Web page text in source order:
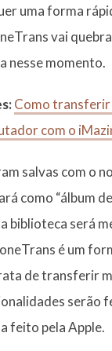
uma forma
vai
nesse momento.
Como transferir
com o
salvas com o
como “álbum
biblioteca será
é um
de transferir
serão
feito pela Apple.